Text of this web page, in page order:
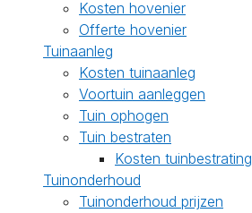
Kosten hovenier
Offerte hovenier
Tuinaanleg
Kosten tuinaanleg
Voortuin aanleggen
Tuin ophogen
Tuin bestraten
Kosten tuinbestrating
Tuinonderhoud
Tuinonderhoud prijzen